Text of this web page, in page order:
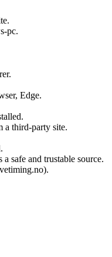
pc.
Edge.
a third-party site.
safe and trustable source.